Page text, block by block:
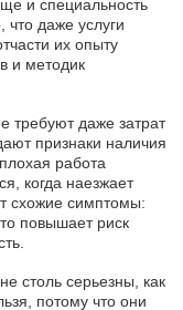
и специальность
даже услуги
их опыту
и методик
требуют даже затрат
признаки наличия
работа
когда наезжает
схожие симптомы:
повышает риск
столь серьезны, как
потому что они